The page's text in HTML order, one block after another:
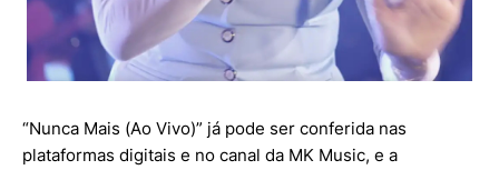
“Nunca Mais (Ao Vivo)” já pode ser conferida nas
plataformas digitais e no canal da MK Music, e a